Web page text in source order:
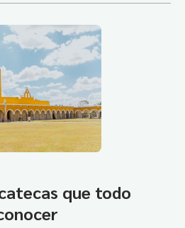
que todo